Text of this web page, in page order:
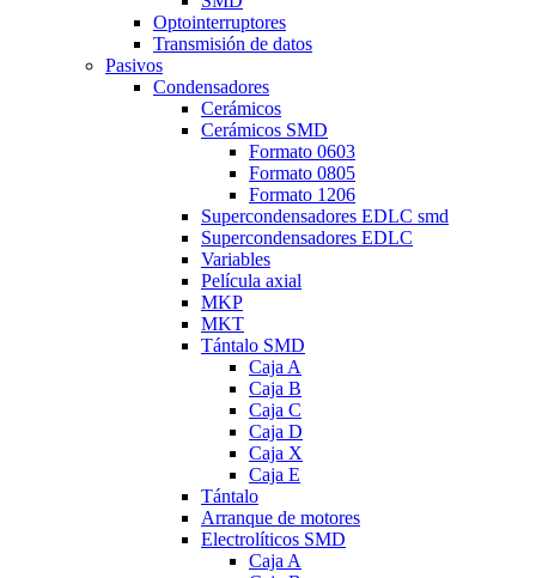
Optointerruptores
Transmisión de datos
Pasivos
Condensadores
Cerámicos
Cerámicos SMD
Formato 0603
Formato 0805
Formato 1206
Supercondensadores EDLC smd
Supercondensadores EDLC
Variables
Película axial
MKP
MKT
Tántalo SMD
Caja A
Caja B
Caja C
Caja D
Caja X
Caja E
Tántalo
Arranque de motores
Electrolíticos SMD
Caja A